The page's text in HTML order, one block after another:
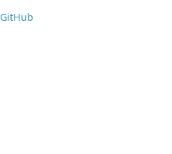
GitHub